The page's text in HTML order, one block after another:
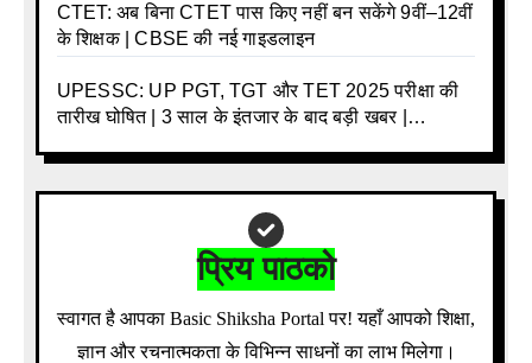
CTET: अब बिना CTET पास किए नहीं बन सकेंगे 9वीं–12वीं
के शिक्षक | CBSE की नई गाइडलाइन
UPESSC: UP PGT, TGT और TET 2025 परीक्षा की
तारीख घोषित | 3 साल के इंतजार के बाद बड़ी खबर |
प्रिय पाठको
स्वागत है आपका Basic Shiksha Portal पर! यहाँ आपको शिक्षा,
ज्ञान और रचनात्मकता के विभिन्न साधनों का लाभ मिलेगा।